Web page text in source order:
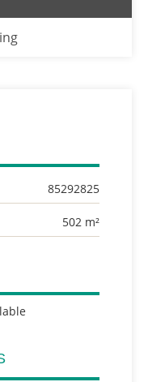
85292825
502 m²